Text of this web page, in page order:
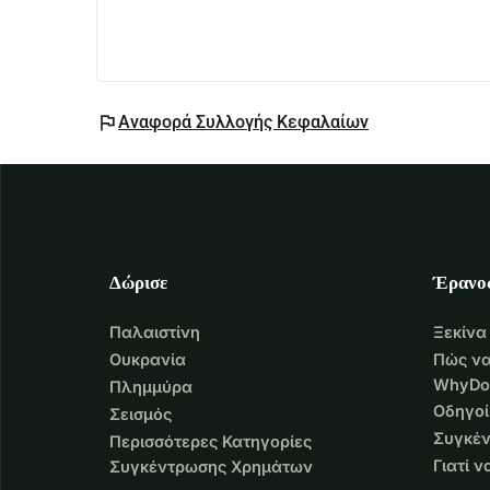
flagΑναφορά Συλλογής Κεφαλαίων
Δώρισε
Παλαιστίνη
Ουκρανία
Πλημμύρα
Σεισμός
Περισσότερες Κατηγορίες
Συγκέντρωσης Χρημάτων
Πώς να
Γιατί